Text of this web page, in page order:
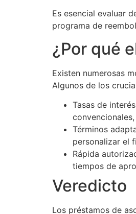
Es esencial evaluar
programa de
¿Por qué
Existen numerosas
Algunos de los
Tasas de
Términos
personalizar el
Rápida
tiempos de
Veredicto
Los préstamos de